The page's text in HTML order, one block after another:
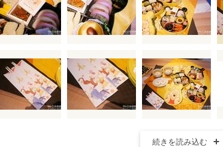
続きを読み込む